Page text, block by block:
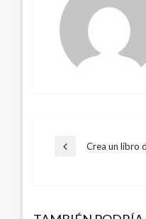
Entrada
Crea un libro